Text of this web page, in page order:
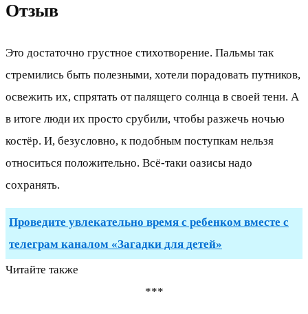
Отзыв
Это достаточно грустное стихотворение. Пальмы так
стремились быть полезными, хотели порадовать путников,
освежить их, спрятать от палящего солнца в своей тени. А
в итоге люди их просто срубили, чтобы разжечь ночью
костёр. И, безусловно, к подобным поступкам нельзя
относиться положительно. Всё-таки оазисы надо
сохранять.
Проведите увлекательно время с ребенком вместе с
телеграм каналом «Загадки для детей»
Читайте также
***